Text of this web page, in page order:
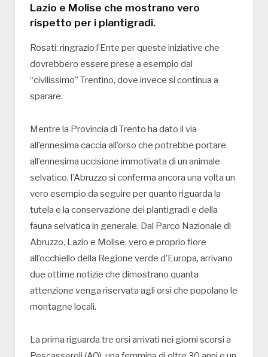
Lazio e Molise che mostrano vero
rispetto per i plantigradi.
Rosati: ringrazio l’Ente per queste iniziative che
dovrebbero essere prese a esempio dal
“civilissimo” Trentino, dove invece si continua a
sparare.
Mentre la Provincia di Trento ha dato il via
all’ennesima caccia all’orso che potrebbe portare
all’ennesima uccisione immotivata di un animale
selvatico, l’Abruzzo si conferma ancora una volta un
vero esempio da seguire per quanto riguarda la
tutela e la conservazione dei plantigradi e della
fauna selvatica in generale. Dal Parco Nazionale di
Abruzzo, Lazio e Molise, vero e proprio fiore
all’occhiello della Regione verde d’Europa, arrivano
due ottime notizie che dimostrano quanta
attenzione venga riservata agli orsi che popolano le
montagne locali.
La prima riguarda tre orsi arrivati nei giorni scorsi a